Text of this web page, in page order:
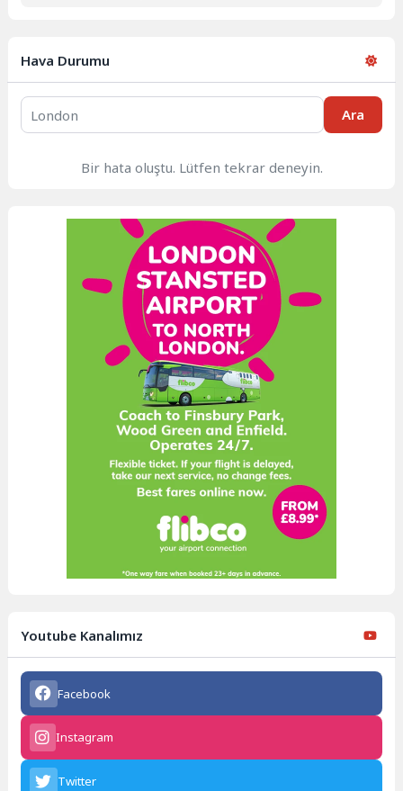
Hava Durumu
Ara
Bir hata oluştu. Lütfen tekrar deneyin.
Youtube Kanalımız
Facebook
Instagram
Twitter